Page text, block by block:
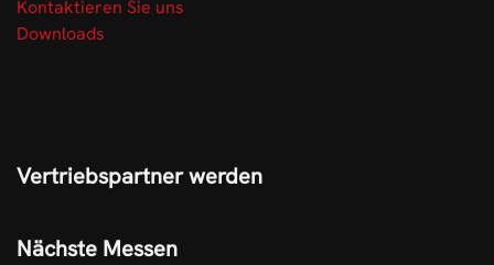
Kontaktieren Sie uns
Downloads
Vertriebspartner werden
Nächste Messen